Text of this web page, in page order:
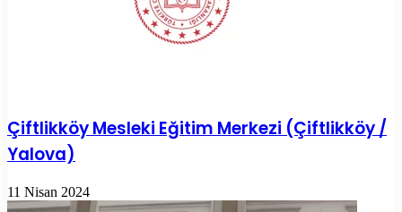
Çiftlikköy Mesleki Eğitim Merkezi (Çiftlikköy /
Yalova)
11 Nisan 2024